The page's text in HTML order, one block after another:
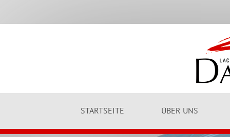
STARTSEITE ÜBER UNS